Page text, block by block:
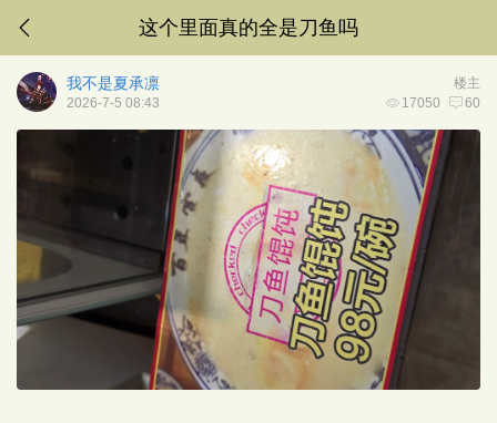
这个里面真的全是刀鱼吗
楼主
我不是夏承凛
17050 60
2026-7-5 08:43